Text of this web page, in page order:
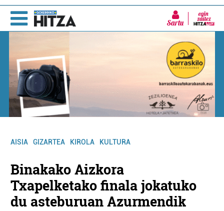
Sartu
AISIA GIZARTEA KIROLA KULTURA
Binakako Aizkora
Txapelketako finala jokatuko
du asteburuan Azurmendik